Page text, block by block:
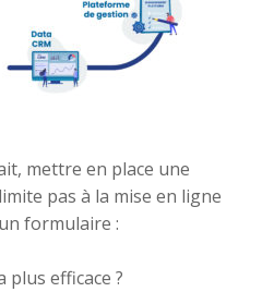
mettre en place une
pas à la mise en ligne
formulaire :
plus efficace ?